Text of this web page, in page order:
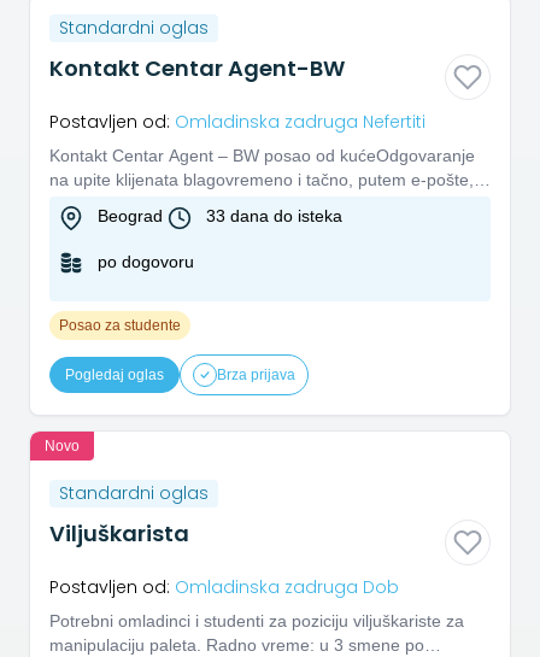
Standardni oglas
Kontakt Centar Agent-BW
Postavljen od: Omladinska zadruga Nefertiti
Kontakt Centar Agent – BW posao od kućeOdgovaranje
na upite klijenata blagovremeno i tačno, putem e-pošte,
lajv četa, te...
Beograd 33 dana do isteka
po dogovoru
Posao za studente
Pogledaj oglas Brza prijava
Novo
Standardni oglas
Viljuškarista
Postavljen od: Omladinska zadruga Dob
Potrebni omladinci i studenti za poziciju viljuškariste za
manipulaciju paleta. Radno vreme: u 3 smene po